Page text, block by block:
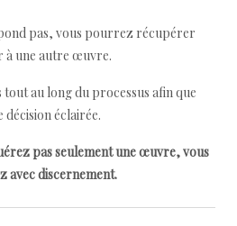
pas, vous pourrez récupérer
une autre œuvre.
au long du processus afin que
décision éclairée.
pas seulement une œuvre, vous
avec discernement.